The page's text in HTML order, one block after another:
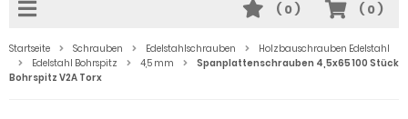
( 0)
( 0)
Startseite Schrauben Edelstahlschrauben
Holzbauschrauben Edelstahl
Edelstahl Bohrspitz
4,5 mm
Spanplattenschrauben 4,5x65 100 Stück
Bohrspitz V2A Torx